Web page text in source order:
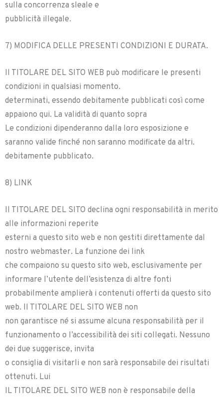
sulla concorrenza sleale e
pubblicità illegale.
7) MODIFICA DELLE PRESENTI CONDIZIONI E DURATA.
Il TITOLARE DEL SITO WEB può modificare le presenti
condizioni in qualsiasi momento.
determinati, essendo debitamente pubblicati così come
appaiono qui. La validità di quanto sopra
Le condizioni dipenderanno dalla loro esposizione e
saranno valide finché non saranno modificate da altri.
debitamente pubblicato.
8) LINK
Il TITOLARE DEL SITO declina ogni responsabilità in merito
alle informazioni reperite
esterni a questo sito web e non gestiti direttamente dal
nostro webmaster. La funzione dei link
che compaiono su questo sito web, esclusivamente per
informare l’utente dell’esistenza di altre fonti
probabilmente amplierà i contenuti offerti da questo sito
web. Il TITOLARE DEL SITO WEB non
non garantisce né si assume alcuna responsabilità per il
funzionamento o l’accessibilità dei siti collegati. Nessuno
dei due suggerisce, invita
o consiglia di visitarli e non sarà responsabile dei risultati
ottenuti. Lui
IL TITOLARE DEL SITO WEB non è responsabile della